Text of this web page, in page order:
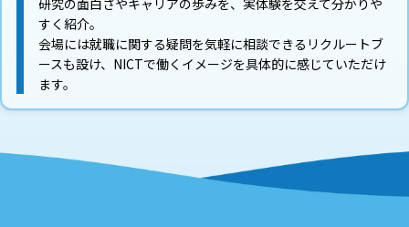
研究の面白さやキャリアの歩みを、実体験を交えて分かりや
すく紹介。
会場には就職に関する疑問を気軽に相談できるリクルートブ
ースも設け、NICTで働くイメージを具体的に感じていただけ
ます。